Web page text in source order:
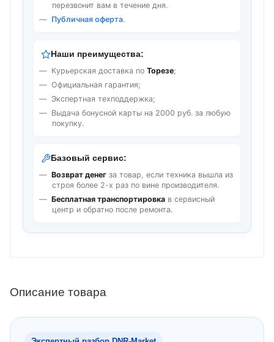
перезвонит вам в течение дня.
Публичная оферта.
Наши преимущества:
Курьерская доставка по Торезе;
Официальная гарантия;
Экспертная техподдержка;
Выдача бонусной карты на 2000 руб. за любую
покупку.
Базовый сервис:
Возврат денег за товар, если техника вышла из
строя более 2-х раз по вине производителя.
Бесплатная транспортировка в сервисный
центр и обратно после ремонта.
Описание товара